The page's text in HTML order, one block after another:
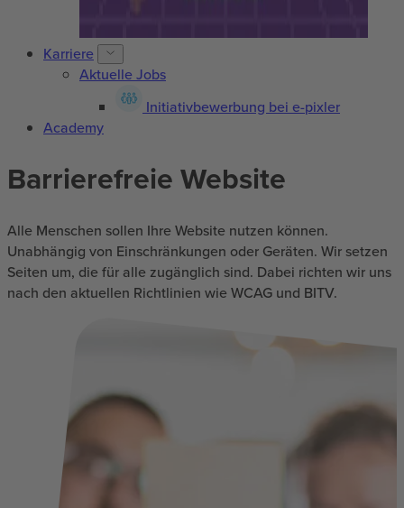
Karriere
Aktuelle Jobs
Initiativbewerbung bei e-pixler
Academy
Barrierefreie Website
Alle Menschen sollen Ihre Website nutzen können.
Unabhängig von Einschränkungen oder Geräten. Wir setzen
Seiten um, die für alle zugänglich sind. Dabei richten wir uns
nach den aktuellen Richtlinien wie WCAG und BITV.